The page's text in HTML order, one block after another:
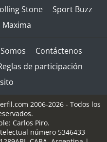
Stone
Sport Buzz
Maxima
Contáctenos
de participación
2006-2026 - Todos los
Carlos Piro.
número 5346433